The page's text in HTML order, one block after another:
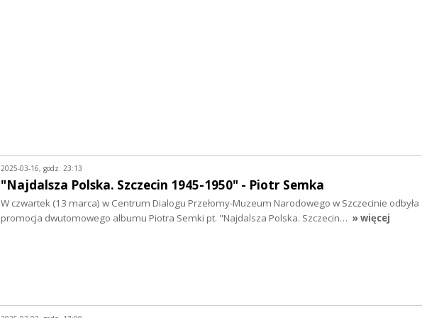
2025-03-16, godz. 23:13
"Najdalsza Polska. Szczecin 1945-1950" - Piotr Semka
W czwartek (13 marca) w Centrum Dialogu Przełomy-Muzeum Narodowego w Szczecinie odbyła
promocja dwutomowego albumu Piotra Semki pt. "Najdalsza Polska. Szczecin… » więcej